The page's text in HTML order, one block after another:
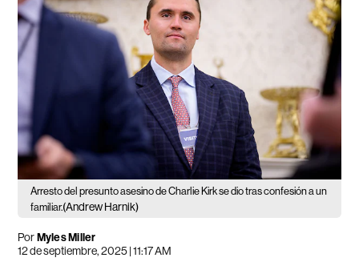
Arresto del presunto asesino de Charlie Kirk se dio tras confesión a un
familiar.(Andrew Harnik)
PorMyles Miller
12 de septiembre, 2025 | 11:17 AM